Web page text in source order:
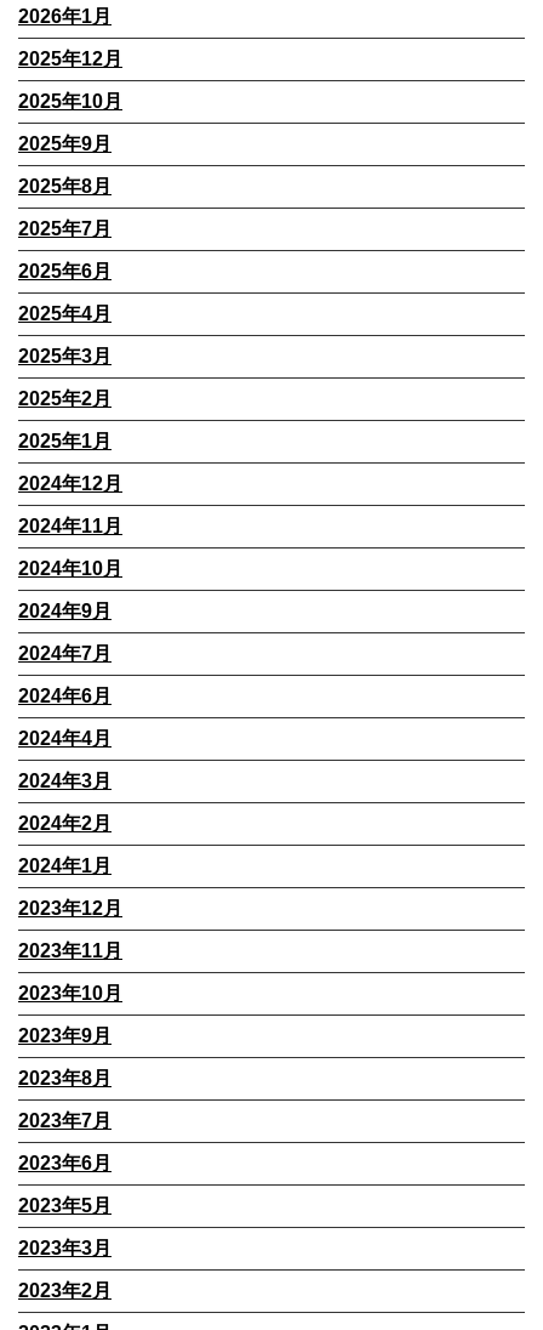
2026年1月
2025年12月
2025年10月
2025年9月
2025年8月
2025年7月
2025年6月
2025年4月
2025年3月
2025年2月
2025年1月
2024年12月
2024年11月
2024年10月
2024年9月
2024年7月
2024年6月
2024年4月
2024年3月
2024年2月
2024年1月
2023年12月
2023年11月
2023年10月
2023年9月
2023年8月
2023年7月
2023年6月
2023年5月
2023年3月
2023年2月